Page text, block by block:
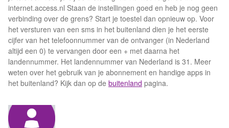
internet.access.nl Staan de instellingen goed en heb je nog geen
verbinding over de grens? Start je toestel dan opnieuw op. Voor
het versturen van een sms in het buitenland dien je het eerste
cijfer van het telefoonnummer van de ontvanger (in Nederland
altijd een 0) te vervangen door een + met daarna het
landennummer. Het landennummer van Nederland is 31. Meer
weten over het gebruik van je abonnement en handige apps in
het buitenland? Kijk dan op de buitenland pagina.